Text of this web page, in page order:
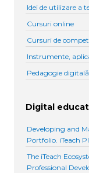
Idei de utilizare a
Cursuri online
Cursuri de
Instrumente,
Pedagogie digitală
Digital
Developing and
Portfolio. iTeach
The iTeach
Professional